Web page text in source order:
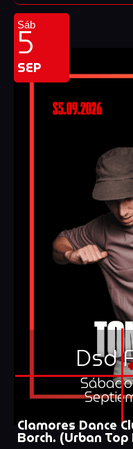
Sáb
5
SEP
Dsd
Clamores Dance
Borch. (Urban